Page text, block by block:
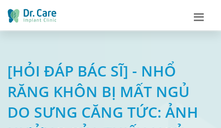
[HỎI ĐÁP BÁC SĨ] - NHỔ
RĂNG KHÔN BỊ MẤT NGỦ
DO SƯNG CĂNG TỨC: ẢNH